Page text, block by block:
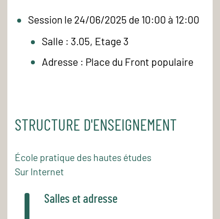
Session le 24/06/2025 de 10:00 à 12:00
Salle : 3.05, Etage 3
Adresse : Place du Front populaire
STRUCTURE D'ENSEIGNEMENT
École pratique des hautes études
Sur Internet
Salles et adresse